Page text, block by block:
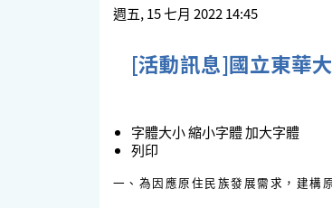
週五, 15 七月 2022 14:45
[活動訊息]國立東華
字體大小縮小字體加大字體
列印
一、為因應原住民族發展需求，建構